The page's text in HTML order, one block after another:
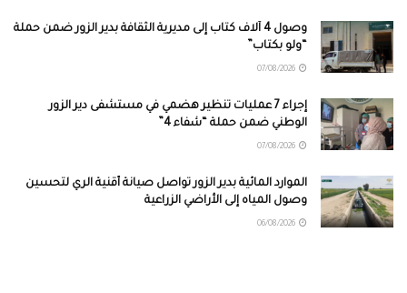
وصول 4 آلاف كتاب إلى مديرية الثقافة بدير الزور ضمن حملة
“ولو بكتاب”
إجراء 7 عمليات تنظير هضمي في مستشفى دير الزور
الوطني ضمن حملة “شفاء 4”
الموارد المائية بدير الزور تواصل صيانة أقنية الري لتحسين
وصول المياه إلى الأراضي الزراعية